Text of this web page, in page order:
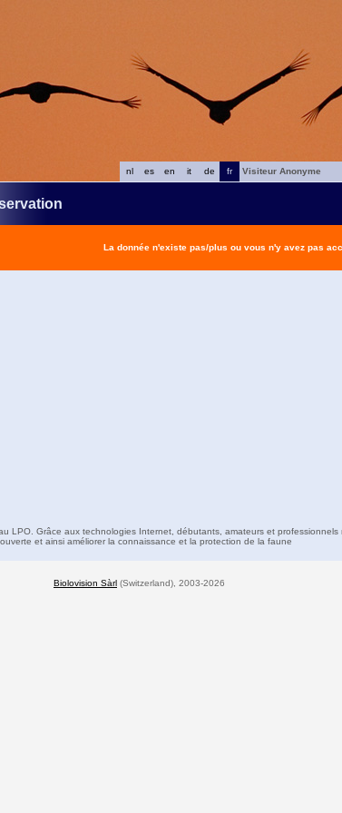
fr
de
it
en
es
nl
Visiteur Anonyme
La donnée n'existe pas/plus ou vous n'y avez pas
LPO. Grâce aux technologies Internet, débutants, amateurs et professionnels
et ainsi améliorer la connaissance et la protection de la faune
Biolovision Sàrl (Switzerland), 2003-2026